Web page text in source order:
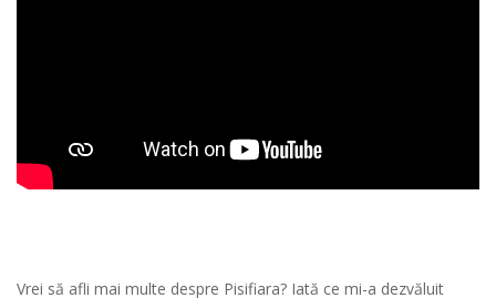
Vrei să afli mai multe despre Pisifiara? Iată ce mi-a dezvăluit